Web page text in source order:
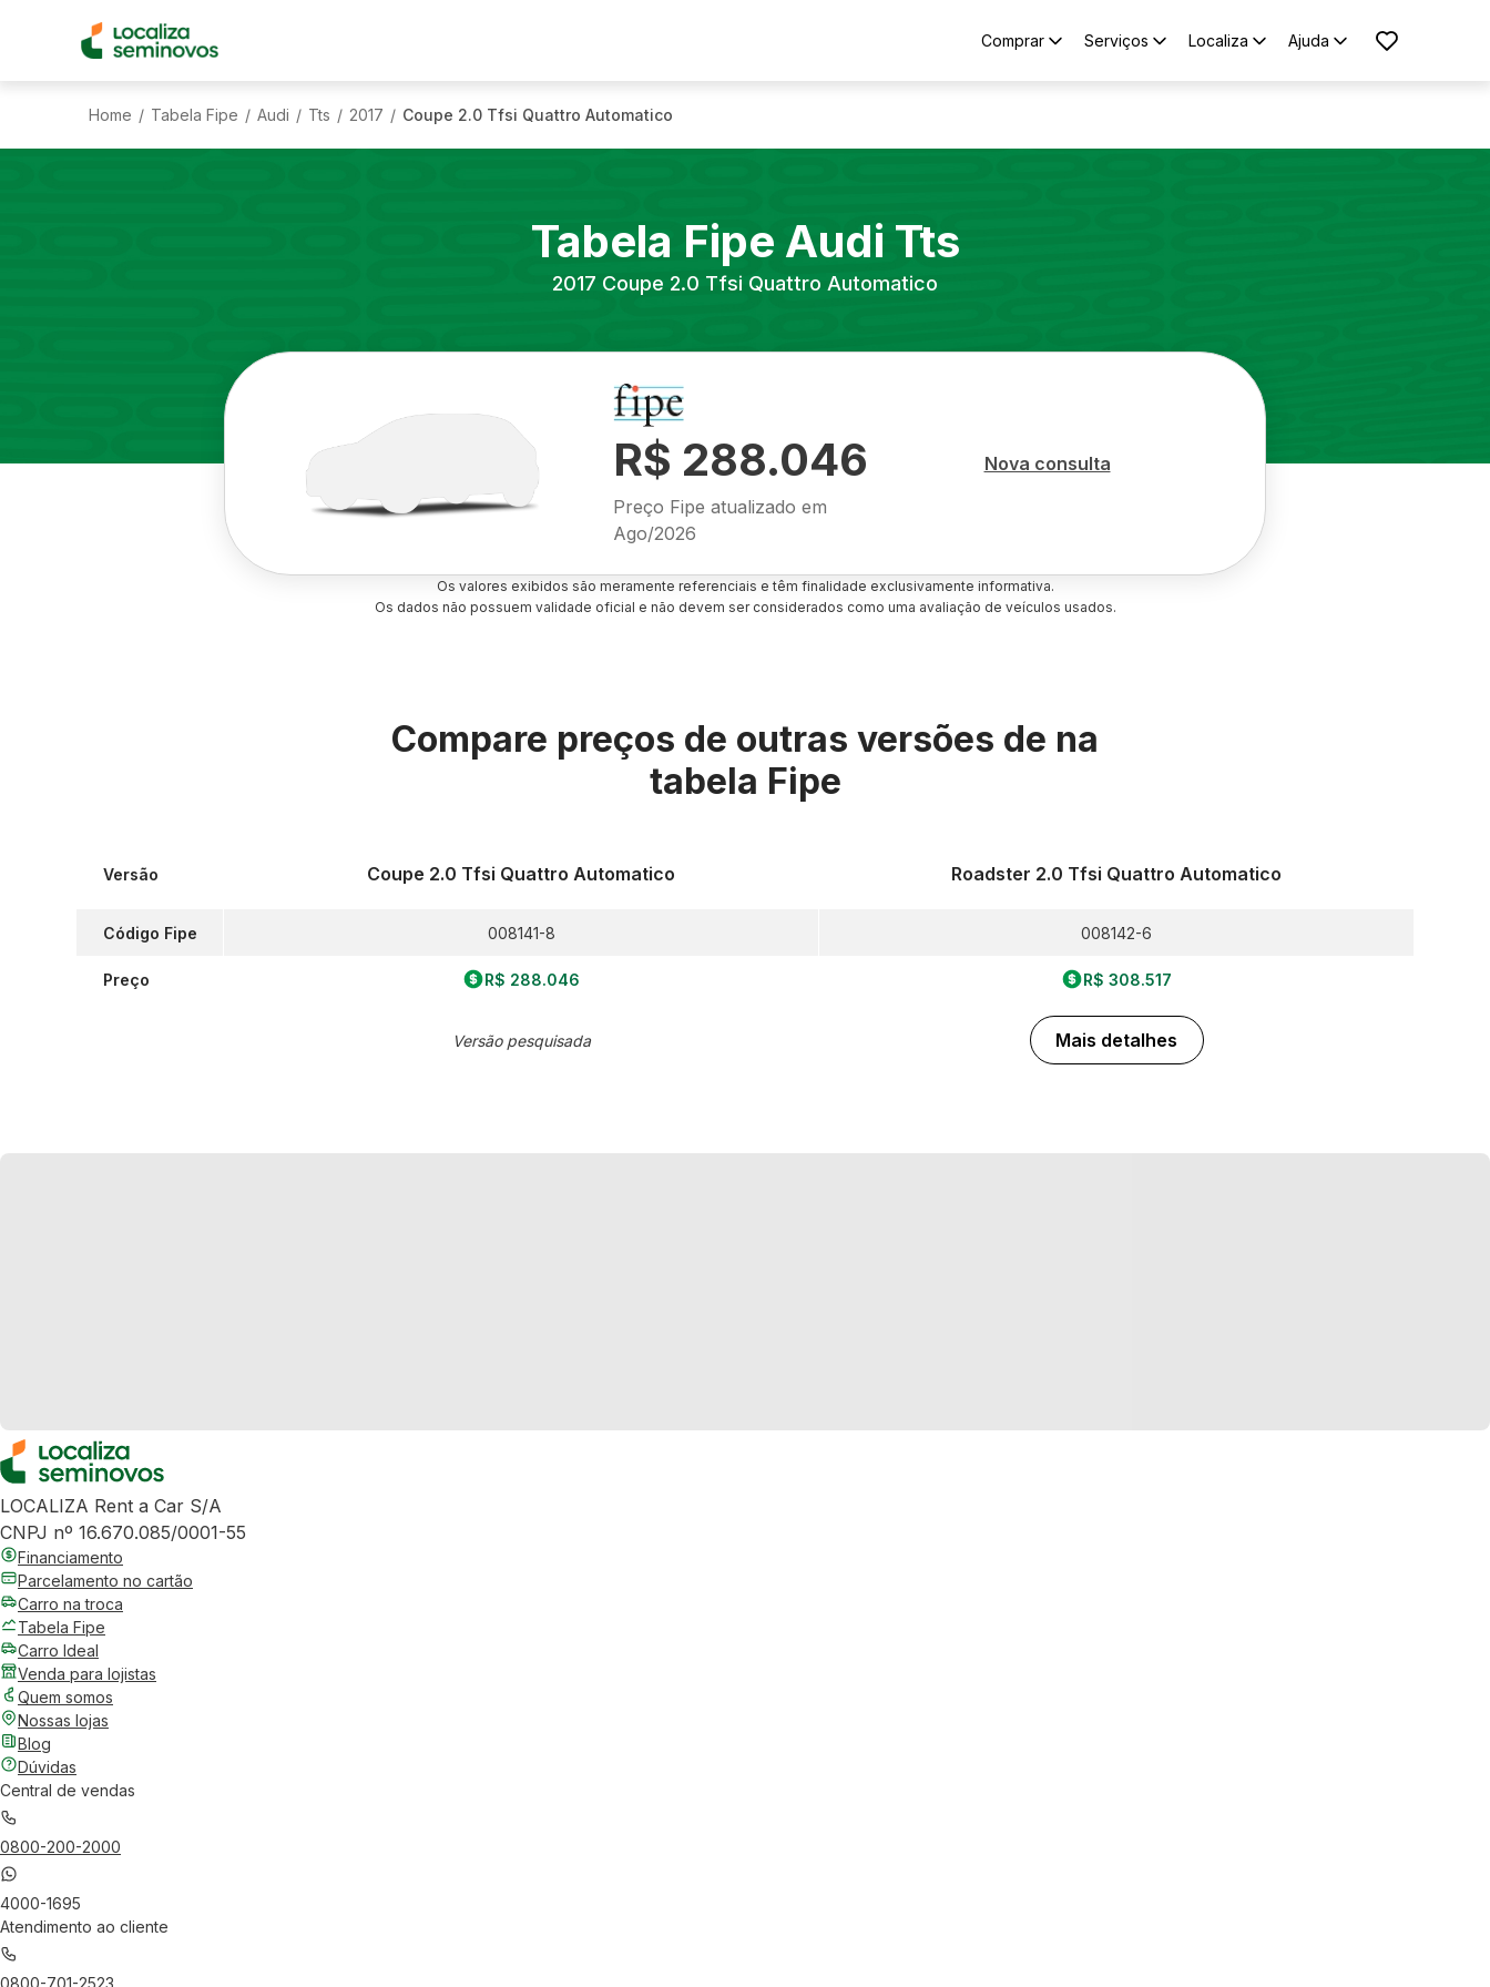
Comprar Serviços Localiza Ajuda
Home / Tabela Fipe / Audi / Tts / 2017 / Coupe 2.0 Tfsi Quattro Automatico
Tabela Fipe Audi Tts
2017 Coupe 2.0 Tfsi Quattro Automatico
R$ 288.046
Preço Fipe atualizado em
Ago/2026
Nova consulta
Os valores exibidos são meramente referenciais e têm finalidade exclusivamente informativa.
Os dados não possuem validade oficial e não devem ser considerados como uma avaliação de veículos usados.
Compare preços de outras versões de na
tabela Fipe
Versão
Código Fipe
Preço
Coupe 2.0 Tfsi Quattro Automatico
008141-8
R$ 288.046
Versão pesquisada
Roadster 2.0 Tfsi Quattro Automatico
008142-6
R$ 308.517
Mais detalhes
LOCALIZA Rent a Car S/A
CNPJ nº 16.670.085/0001-55
Financiamento
Parcelamento no cartão
Carro na troca
Tabela Fipe
Carro Ideal
Venda para lojistas
Quem somos
Nossas lojas
Blog
Dúvidas
Central de vendas
0800-200-2000
4000-1695
Atendimento ao cliente
0800-701-2523